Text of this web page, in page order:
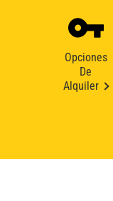
Opciones
De
Alquiler